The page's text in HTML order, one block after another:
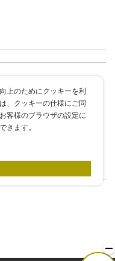
上のためにクッキーを利
、クッキーの仕様にご同
客様のブラウザの設定に
きます。